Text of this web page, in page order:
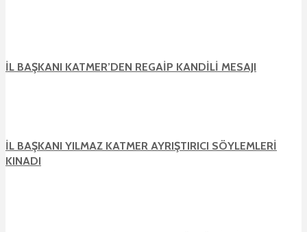
İL BAŞKANI KATMER’DEN REGAİP KANDİLİ MESAJI
İL BAŞKANI YILMAZ KATMER AYRIŞTIRICI SÖYLEMLERİ
KINADI